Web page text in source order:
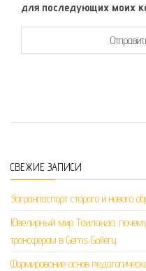
для последующих моих
СВЕЖИЕ ЗАПИСИ
Загранпаспорт старого и нового
Ювелирный мир Таиланда:
трансфером в Gems Gallery
Формирование основ